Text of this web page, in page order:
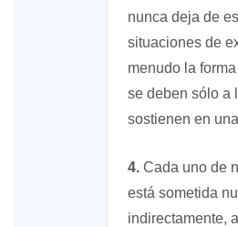
nunca deja de
situaciones de
menudo la
se deben sólo a
sostienen en
4. Cada uno de
está sometida
indirectamente,